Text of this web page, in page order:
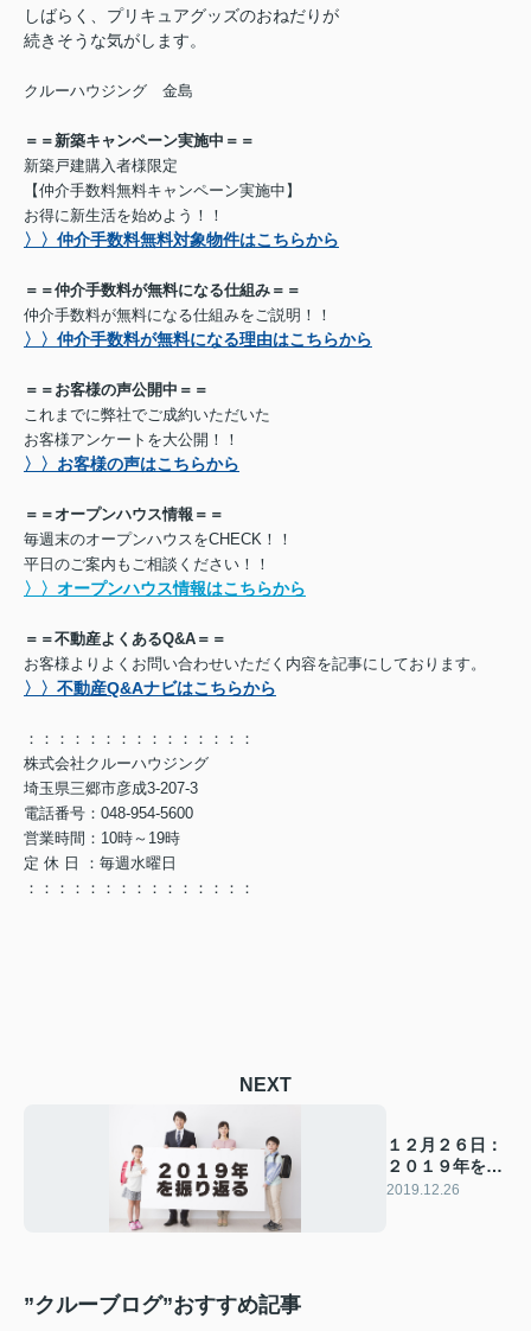
しばらく、プリキュアグッズのおねだりが
続きそうな気がします。
クルーハウジング 金島
＝＝新築キャンペーン実施中＝＝
新築戸建購入者様限定
【仲介手数料無料キャンペーン実施中】
お得に新生活を始めよう！！
〉〉仲介手数料無料対象物件はこちらから
＝＝仲介手数料が無料になる仕組み＝＝
仲介手数料が無料になる仕組みをご説明！！
〉〉仲介手数料が無料になる理由はこちらから
＝＝お客様の声公開中＝＝
これまでに弊社でご成約いただいた
お客様アンケートを大公開！！
〉〉お客様の声はこちらから
＝＝オープンハウス情報＝＝
毎週末のオープンハウスをCHECK！！
平日のご案内もご相談ください！！
〉〉オープンハウス情報はこちらから
＝＝不動産よくあるQ&A＝＝
お客様よりよくお問い合わせいただく内容を記事にしております。
〉〉不動産Q&Aナビはこちらから
：：：：：：：：：：：：：：：
株式会社クルーハウジング
埼玉県三郷市彦成3-207-3
電話番号：048-954-5600
営業時間：10時～19時
定 休 日 ：毎週水曜日
：：：：：：：：：：：：：：：
NEXT
１２月２６日：
２０１９年を振
り返る
2019.12.26
”クルーブログ”おすすめ記事